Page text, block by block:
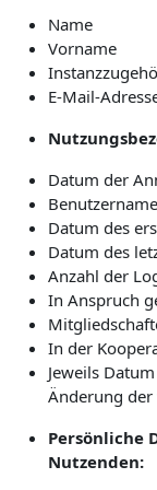
Name
Vorname
E-Mail-
Datum der
Benutzername
Datum des
Datum des
Anzahl der
In Anspruch
In der
Jeweils
Änderung
Persönliche
Nutzenden: